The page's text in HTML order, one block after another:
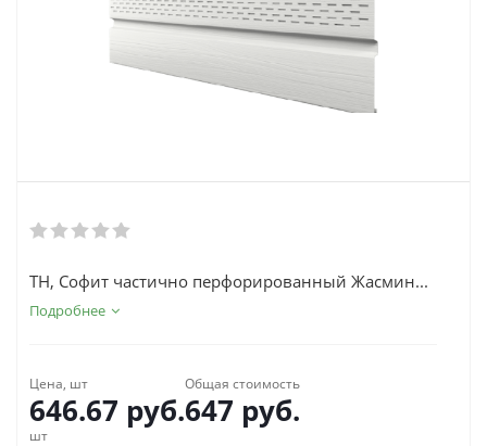
ТН, Софит частично перфорированный Жасмин...
Подробнее
Цена, шт
646.67 руб.
Общая стоимость
647 руб.
шт